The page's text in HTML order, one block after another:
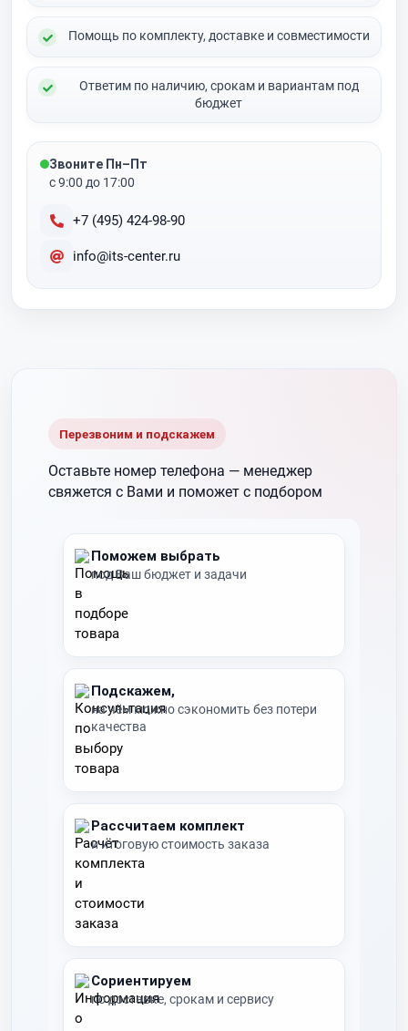
Помощь по комплекту, доставке и совместимости
Ответим по наличию, срокам и вариантам под
бюджет
Звоните Пн–Пт
с 9:00 до 17:00
+7 (495) 424-98-90
info@its-center.ru
Перезвоним и подскажем
Оставьте номер телефона — менеджер
свяжется с Вами и поможет с подбором
Поможем выбрать
под Ваш бюджет и задачи
Подскажем,
на чём можно сэкономить без потери
качества
Рассчитаем комплект
и итоговую стоимость заказа
Сориентируем
по доставке, срокам и сервису